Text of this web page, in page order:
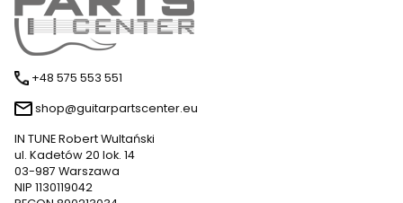
+48 575 553 551
shop@guitarpartscenter.eu
IN TUNE Robert Wultański
ul. Kadetów 20 lok. 14
03-987 Warszawa
NIP 1130119042